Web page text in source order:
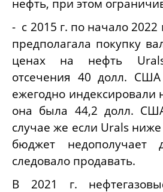
нефть, при этом
- с 2015 г. по начало 2022
предполагала покупку
ценах на нефть
отсечения 40 долл.
ежегодно индексировали
она была 44,2 долл.
случае же если Urals
бюджет недополучает
следовало продавать.
В 2021 г.